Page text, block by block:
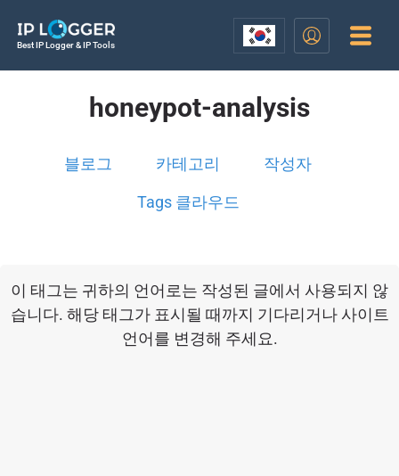
Best IP Logger & IP Tools
honeypot-analysis
블로그 카테고리 작성자
Tags 클라우드